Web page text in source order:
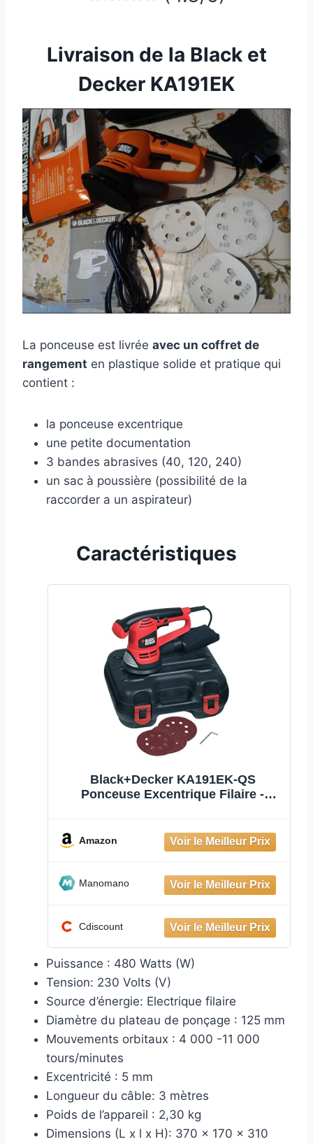
Livraison de la Black et
Decker KA191EK
La ponceuse est livrée avec un coffret de
rangement en plastique solide et pratique qui
contient :
la ponceuse excentrique
une petite documentation
3 bandes abrasives (40, 120, 240)
un sac à poussière (possibilité de la
raccorder a un aspirateur)
Caractéristiques
Black+Decker KA191EK-QS
Ponceuse Excentrique Filaire -
Coffret, 480 W Orange
Amazon
Manomano
Cdiscount
Puissance : 480 Watts (W)
Tension: 230 Volts (V)
Source d’énergie: Electrique filaire
Diamètre du plateau de ponçage : 125 mm
Mouvements orbitaux : 4 000 -11 000
tours/minutes
Excentricité : 5 mm
Longueur du câble: 3 mètres
Poids de l’appareil : 2,30 kg
Dimensions (L x l x H): 370 x 170 x 310